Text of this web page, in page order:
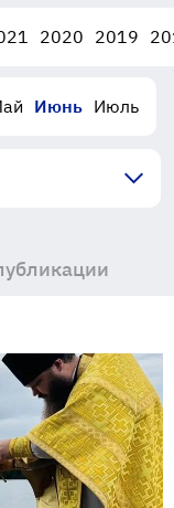
2020 2019
Июнь Июль